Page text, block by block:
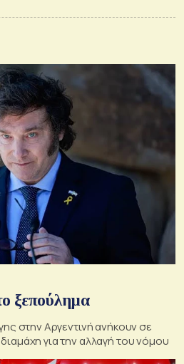
ξεπούλημα
στην Αργεντινή ανήκουν σε
για την αλλαγή του νόμου